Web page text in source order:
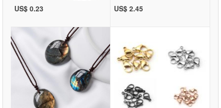
US$ 0.23 US$ 2.45